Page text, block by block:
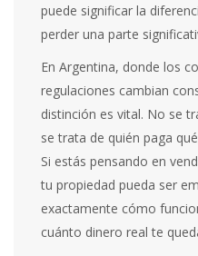
puede significar la
perder una parte
En Argentina, donde los
regulaciones cambian
distinción es vital. No se
se trata de quién paga
Si estás pensando en
tu propiedad pueda ser
exactamente cómo
cuánto dinero real te